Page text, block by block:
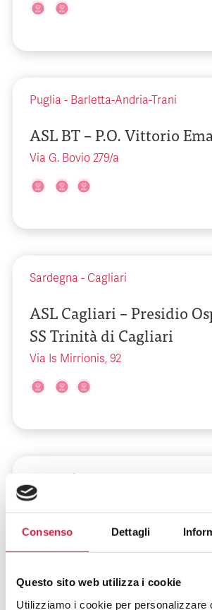
Consenso Dettagli
Questo sito web utilizza i cookie
Utilizziamo i cookie per personalizzare
Puglia - Barletta-Andria-Trani
ASL BT – P.O. Vittorio
Via G. Bovio 279/a
Sardegna - Cagliari
ASL Cagliari – Presidio
SS Trinità di Cagliari
Via Is Mirrionis, 92
ASL Caserta – Presidio
Dott.ssa Anastasia